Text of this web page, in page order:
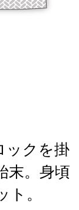
ックを掛
末。身頃
。